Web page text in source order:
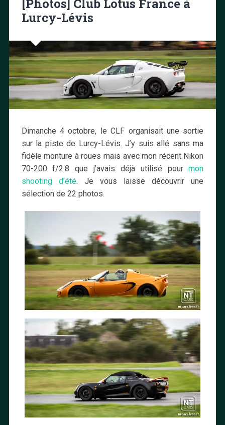
[Photos] Club Lotus France à
Lurcy-Lévis
Dimanche 4 octobre, le CLF organisait une sortie
sur la piste de Lurcy-Lévis. J’y suis allé sans ma
fidèle monture à roues mais avec mon récent Nikon
70-200 f/2.8 que j’avais déjà utilisé pourmon
shooting d’été. Je vous laisse découvrir une
sélection de 22 photos.